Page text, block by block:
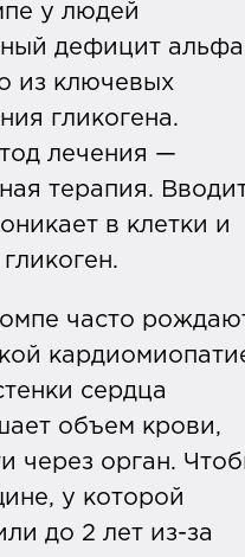
у людей
дефицит
из ключевых
гликогена.
лечения —
терапия.
в клетки и
часто
сердца
объем крови,
через орган.
у которой
до 2 лет из-за